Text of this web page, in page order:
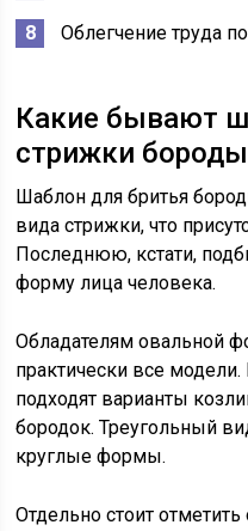
Облегчение труда
Какие бывают
стрижки бороды
Шаблон для бритья
вида стрижки, что
Последнюю, кстати,
форму лица человека.
Обладателям овальной
практически все
подходят варианты
бородок. Треугольный
круглые формы.
Отдельно стоит